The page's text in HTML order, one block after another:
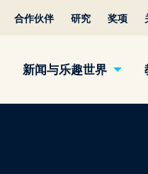
合作伙伴 研究 奖项
新闻与乐趣世界